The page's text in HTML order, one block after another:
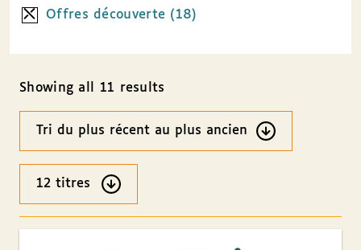
Offres découverte (18)
Showing all 11 results
Ordre